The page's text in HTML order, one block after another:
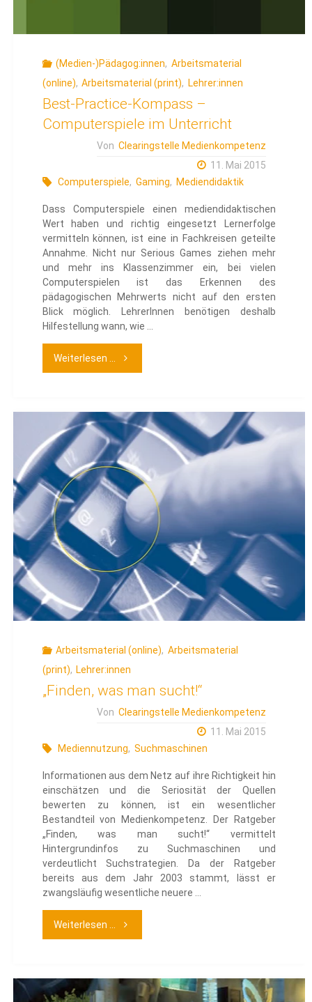
(Medien-)Pädagog:innen, Arbeitsmaterial
(online), Arbeitsmaterial (print), Lehrer:innen
Best-Practice-Kompass –
Computerspiele im Unterricht
Von Clearingstelle Medienkompetenz
11. Mai 2015
Computerspiele, Gaming, Mediendidaktik
Dass Computerspiele einen mediendidaktischen
Wert haben und richtig eingesetzt Lernerfolge
vermitteln können, ist eine in Fachkreisen geteilte
Annahme. Nicht nur Serious Games ziehen mehr
und mehr ins Klassenzimmer ein, bei vielen
Computerspielen ist das Erkennen des
pädagogischen Mehrwerts nicht auf den ersten
Blick möglich. LehrerInnen benötigen deshalb
Hilfestellung wann, wie …
Weiterlesen ... "Best-
Kompass
–
Computerspiele
im
Unterricht"
Arbeitsmaterial (online), Arbeitsmaterial
(print), Lehrer:innen
„Finden, was man sucht!“
Von Clearingstelle Medienkompetenz
11. Mai 2015
Mediennutzung, Suchmaschinen
Informationen aus dem Netz auf ihre Richtigkeit hin
einschätzen und die Seriosität der Quellen
bewerten zu können, ist ein wesentlicher
Bestandteil von Medienkompetenz. Der Ratgeber
„Finden, was man sucht!“ vermittelt
Hintergrundinfos zu Suchmaschinen und
verdeutlicht Suchstrategien. Da der Ratgeber
bereits aus dem Jahr 2003 stammt, lässt er
zwangsläufig wesentliche neuere …
Weiterlesen ... "„Finden,
man